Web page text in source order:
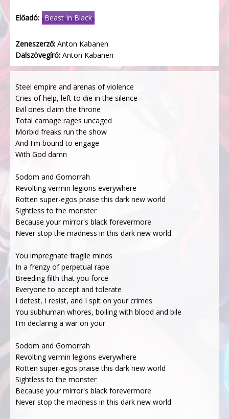
Előadó: Beast In Black
Zeneszerző: Anton Kabanen
Dalszövegíró: Anton Kabanen
Steel empire and arenas of violence
Cries of help, left to die in the silence
Evil ones claim the throne
Total carnage rages uncaged
Morbid freaks run the show
And I'm bound to engage
With God damn
Sodom and Gomorrah
Revolting vermin legions everywhere
Rotten super-egos praise this dark new world
Sightless to the monster
Because your mirror's black forevermore
Never stop the madness in this dark new world
You impregnate fragile minds
In a frenzy of perpetual rape
Breeding filth that you force
Everyone to accept and tolerate
I detest, I resist, and I spit on your crimes
You subhuman whores, boiling with blood and bile
I'm declaring a war on your
Sodom and Gomorrah
Revolting vermin legions everywhere
Rotten super-egos praise this dark new world
Sightless to the monster
Because your mirror's black forevermore
Never stop the madness in this dark new world